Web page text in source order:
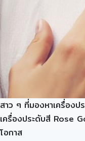
สาว ๆ ที่มองหาเครื่องป
เครื่องประดับสี Rose
โอกาส